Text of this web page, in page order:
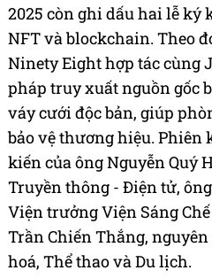
2025 còn ghi dấu hai lễ ký
NFT và blockchain. Theo
Ninety Eight hợp tác cùng
pháp truy xuất nguồn gốc
váy cưới độc bản, giúp
bảo vệ thương hiệu. Phiên
kiến của ông Nguyễn Quý
Truyền thông - Điện tử,
Viện trưởng Viện Sáng
Trần Chiến Thắng,
hoá, Thể thao và Du lịch.